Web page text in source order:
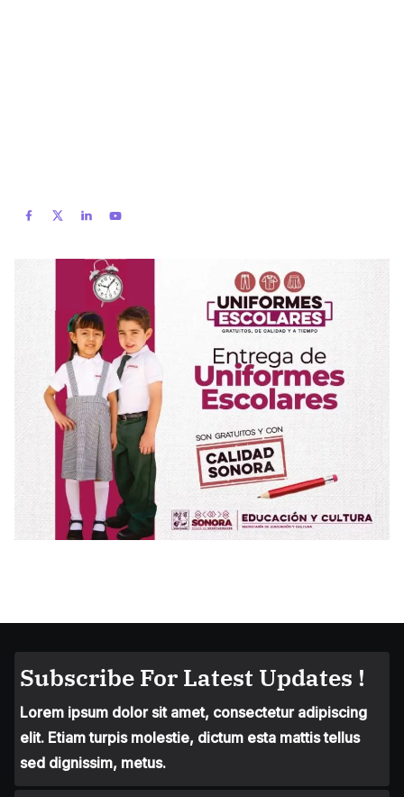
Subscribe For Latest Updates !
Lorem ipsum dolor sit amet, consectetur adipiscing
elit. Etiam turpis molestie, dictum esta mattis tellus
sed dignissim, metus.